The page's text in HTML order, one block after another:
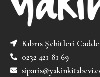
Kıbrıs Şehitleri
0232 421 81 69